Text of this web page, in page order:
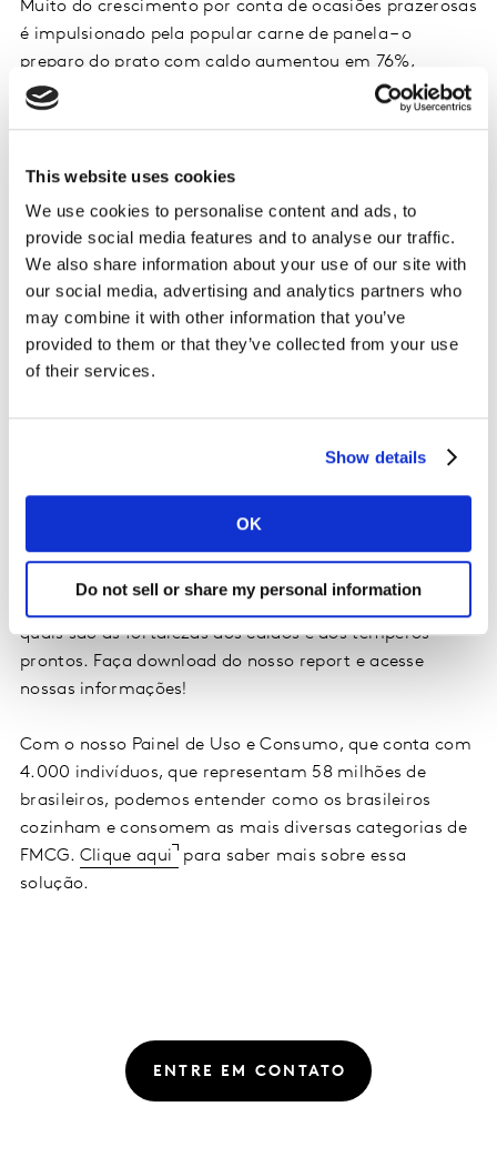
This website uses cookies
We use cookies to personalise content and ads, to
provide social media features and to analyse our traffic.
We also share information about your use of our site with
our social media, advertising and analytics partners who
may combine it with other information that you’ve
provided to them or that they’ve collected from your use
of their services.
Show details
OK
Do not sell or share my personal information
Muito do crescimento por conta de ocasiões prazerosas
é impulsionado pela popular carne de panela – o
preparo do prato com caldo aumentou em 76%,
enquanto com temperos prontos cresceu 62%. A alta
se dá tanto por ser um item que vem apresentando
quanto por ser a proteína animal mais consumida
pelos brasileiros.
Quem consome caldos e temperos prontos?
Ainda é válido destacar que os caldos são mais
consumidos pela Classe C e pelas faixas etárias até 15
anos de idade e de 35 a 49 anos de idade. Os temperos
O fato de as duas categorias atingirem consumidores
diferentes, faz com que sejam complementares na
hora do preparo de alimentos, uma categoria suprindo
quais são as fortalezas dos caldos e dos temperos
prontos. Faça download do nosso report e acesse
nossas informações!
Com o nosso Painel de Uso e Consumo, que conta com
4.000 indivíduos, que representam 58 milhões de
brasileiros, podemos entender como os brasileiros
cozinham e consomem as mais diversas categorias de
FMCG. Clique aqui
para saber mais sobre essa
solução.
ENTRE EM CONTATO